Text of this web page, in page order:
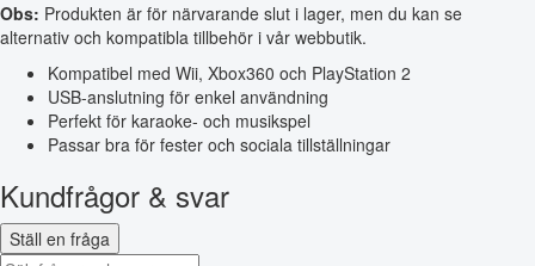
Obs: Produkten är för närvarande slut i lager, men du kan se
alternativ och kompatibla tillbehör i vår webbutik.
Kompatibel med Wii, Xbox360 och PlayStation 2
USB-anslutning för enkel användning
Perfekt för karaoke- och musikspel
Passar bra för fester och sociala tillställningar
Kundfrågor & svar
Ställ en fråga